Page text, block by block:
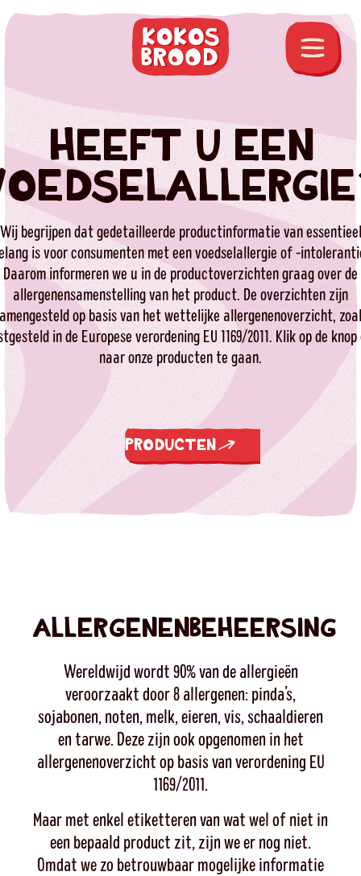
HEEFT U EEN
Wij begrijpen dat gedetailleerde productinformatie van essentieel
is voor consumenten met een voedselallergie of -
Daarom informeren we u in de productoverzichten graag over de
allergenensamenstelling van het product. De overzichten zijn
op basis van het wettelijke allergenenoverzicht,
in de Europese verordening EU 1169/2011. Klik op de knop
naar onze producten te gaan.
PRODUCTEN
ALLERGENENBEHEERSING
Wereldwijd wordt 90% van de allergieën
veroorzaakt door 8 allergenen: pinda’s,
sojabonen, noten, melk, eieren, vis, schaaldieren
en tarwe. Deze zijn ook opgenomen in het
allergenenoverzicht op basis van verordening EU
1169/2011.
Maar met enkel etiketteren van wat wel of niet in
een bepaald product zit, zijn we er nog niet.
Omdat we zo betrouwbaar mogelijke informatie